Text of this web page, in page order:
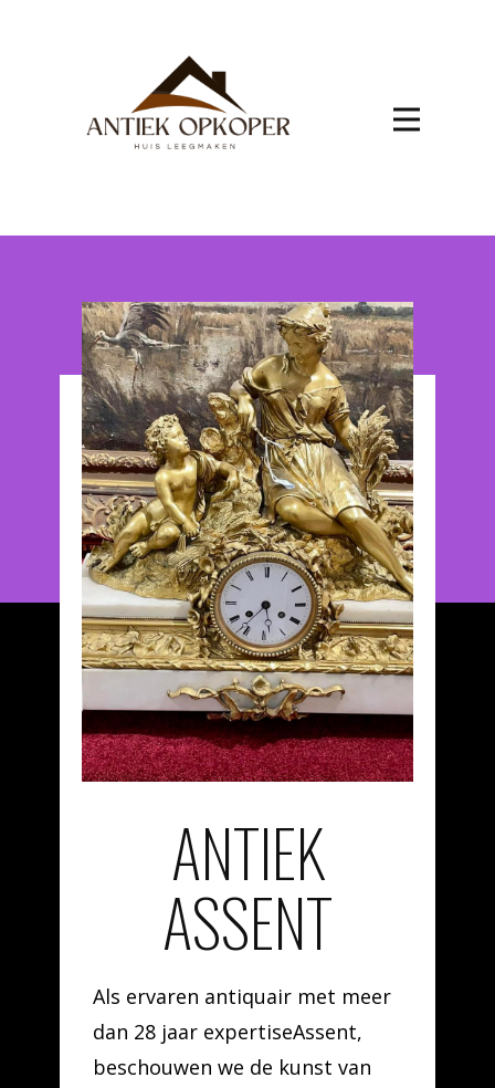
ANTIEK
ASSENT
Als ervaren antiquair met meer
dan 28 jaar expertiseAssent,
beschouwen we de kunst van